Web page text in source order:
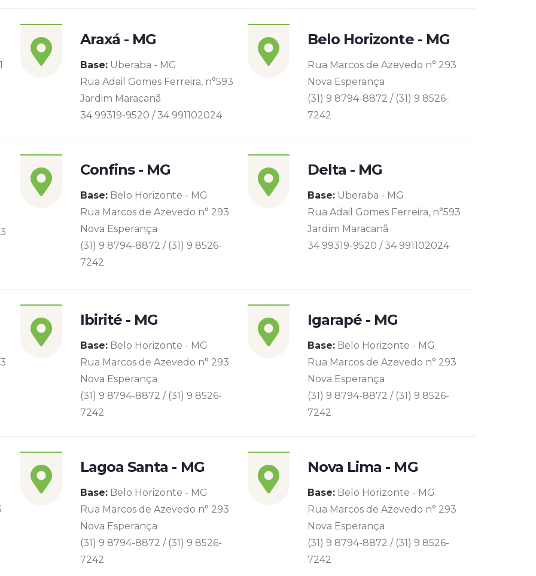
Araxá - MG
Base: Uberaba - MG
Rua Adail Gomes Ferreira, n°593
Jardim Maracanã
34 99319-9520 / 34 991102024
Belo Horizonte - MG
Rua Marcos de Azevedo n° 293
Nova Esperança
(31) 9 8794-8872 / (31) 9 8526-
7242
Confins - MG
Base: Belo Horizonte - MG
Rua Marcos de Azevedo n° 293
Nova Esperança
(31) 9 8794-8872 / (31) 9 8526-
7242
Delta - MG
Base: Uberaba - MG
Rua Adail Gomes Ferreira, n°593
Jardim Maracanã
34 99319-9520 / 34 991102024
Ibirité - MG
Base: Belo Horizonte - MG
Rua Marcos de Azevedo n° 293
Nova Esperança
(31) 9 8794-8872 / (31) 9 8526-
7242
Igarapé - MG
Base: Belo Horizonte - MG
Rua Marcos de Azevedo n° 293
Nova Esperança
(31) 9 8794-8872 / (31) 9 8526-
7242
Lagoa Santa - MG
Base: Belo Horizonte - MG
Rua Marcos de Azevedo n° 293
Nova Esperança
(31) 9 8794-8872 / (31) 9 8526-
7242
Nova Lima - MG
Base: Belo Horizonte - MG
Rua Marcos de Azevedo n° 293
Nova Esperança
(31) 9 8794-8872 / (31) 9 8526-
7242